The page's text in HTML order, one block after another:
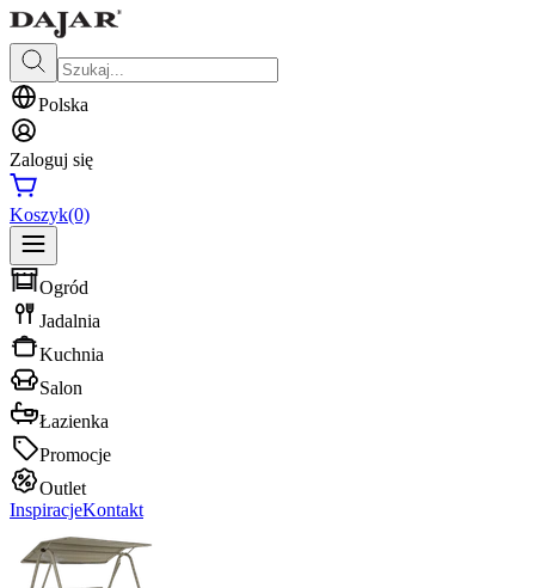
Polska
Zaloguj się
Koszyk(0)
Ogród
Jadalnia
Kuchnia
Salon
Łazienka
Promocje
Outlet
InspiracjeKontakt